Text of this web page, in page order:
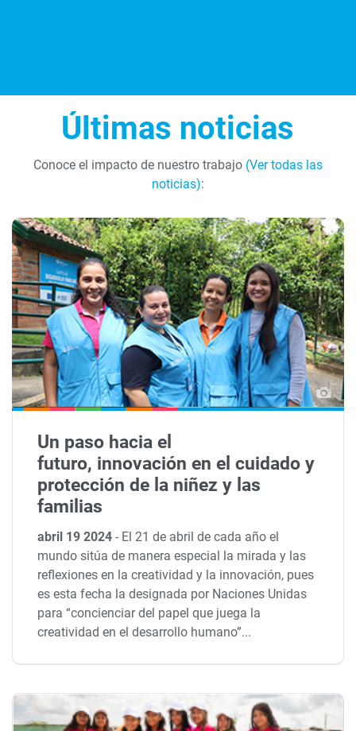
Últimas noticias
Conoce el impacto de nuestro trabajo(Ver todas las
noticias):
Un paso hacia el
futuro, innovación en el cuidado y
protección de la niñez y las
familias
abril 19 2024- El 21 de abril de cada año el
mundo sitúa de manera especial la mirada y las
reflexiones en la creatividad y la innovación, pues
es esta fecha la designada por Naciones Unidas
para “concienciar del papel que juega la
creatividad en el desarrollo humano”...